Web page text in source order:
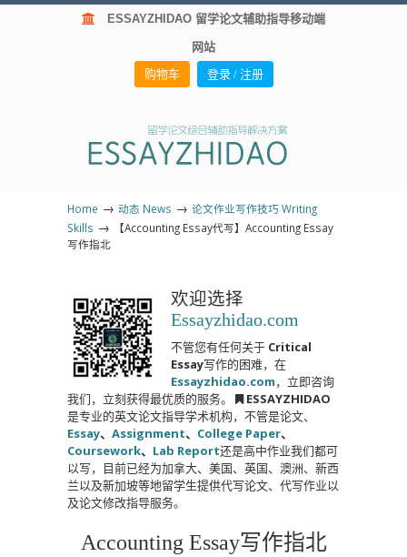
ESSAYZHIDAO 留学论文辅助指导移动端
网站
购物车 登录 / 注册
Home → 动态 News → 论文作业写作技巧 Writing
Skills →
【Accounting Essay代写】Accounting Essay
写作指北
欢迎选择
Essayzhidao.com
不管您有任何关于 Critical
Essay写作的困难，在
Essayzhidao.com，立即咨询
我们，立刻获得最优质的服务。
ESSAYZHIDAO
是专业的英文论文指导学术机构，不管是论文、
Essay、 Assignment、 College Paper、
Coursework、 Lab Report还是高中作业我们都可
以写，目前已经为加拿大、美国、英国、澳洲、新西
兰以及新加坡等地留学生提供代写论文、代写作业以
及论文修改指导服务。
Accounting Essay写作指北